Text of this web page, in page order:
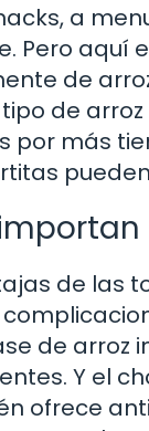
a
Pero
de
de
por más
de las
de arroz
Y el
ofrece